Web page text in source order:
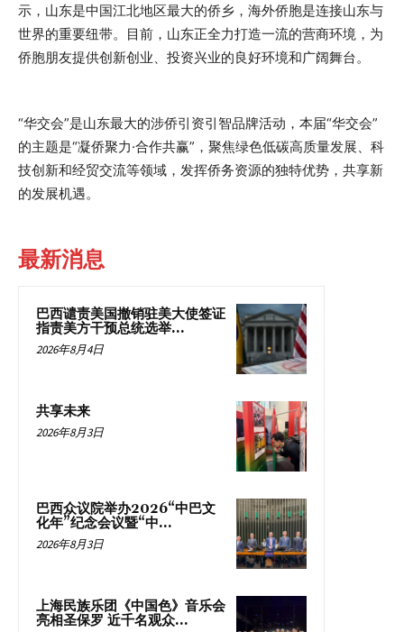
示，山东是中国江北地区最大的侨乡，海外侨胞是连接山东与
世界的重要纽带。目前，山东正全力打造一流的营商环境，为
侨胞朋友提供创新创业、投资兴业的良好环境和广阔舞台。
“华交会”是山东最大的涉侨引资引智品牌活动，本届“华交会”
的主题是“凝侨聚力·合作共赢”，聚焦绿色低碳高质量发展、科
技创新和经贸交流等领域，发挥侨务资源的独特优势，共享新
的发展机遇。
最新消息
巴西谴责美国撤销驻美大使签证
指责美方干预总统选举...
2026年8月4日
共享未来
2026年8月3日
巴西众议院举办2026“中巴文
化年”纪念会议暨“中...
2026年8月3日
上海民族乐团《中国色》音乐会
亮相圣保罗 近千名观众...